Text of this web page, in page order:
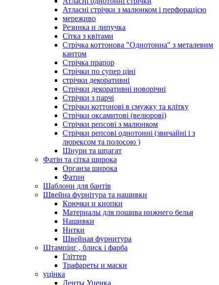
Атласні стрічки з малюнком і перфорацією
мереживо
Резинка и липучка
Сітка з квітами
Стрічка коттонова "Однотонна" з металевим
кантом
Стрічка прапор
Стрічки по супер ціні
стрічки декоративні
Стрічки декоративні новорічні
Стрічки з парчі
Стрічки коттонові в смужку та клітку
Стрічки оксамитові (велюрові)
Стрічки репсові з малюнком
Стрічки репсові однотонні (звичайні і з
люрексом та полосою )
Шнури та шпагат
Фатін та сітка широка
Органза широка
Фатин
Шаблони для бантів
Швейна фурнітура та нашивки
Крючки и кнопки
Материалы для пошива нижнего белья
Нашивки
Нитки
Швейная фурнитура
Штампінг , блиск і фарба
Гліттер
Трафареты и маски
уцінка
Ленты Уценка